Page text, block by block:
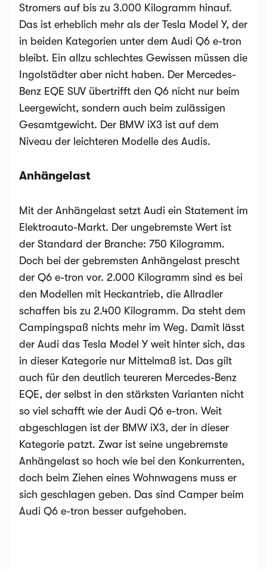
Stromers auf bis zu 3.000 Kilogramm hinauf.
Das ist erheblich mehr als der Tesla Model Y, der
in beiden Kategorien unter dem Audi Q6 e-tron
bleibt. Ein allzu schlechtes Gewissen müssen die
Ingolstädter aber nicht haben. Der Mercedes-
Benz EQE SUV übertrifft den Q6 nicht nur beim
Leergewicht, sondern auch beim zulässigen
Gesamtgewicht. Der BMW iX3 ist auf dem
Niveau der leichteren Modelle des Audis.
Anhängelast
Mit der Anhängelast setzt Audi ein Statement im
Elektroauto-Markt. Der ungebremste Wert ist
der Standard der Branche: 750 Kilogramm.
Doch bei der gebremsten Anhängelast prescht
der Q6 e-tron vor. 2.000 Kilogramm sind es bei
den Modellen mit Heckantrieb, die Allradler
schaffen bis zu 2.400 Kilogramm. Da steht dem
Campingspaß nichts mehr im Weg. Damit lässt
der Audi das Tesla Model Y weit hinter sich, das
in dieser Kategorie nur Mittelmaß ist. Das gilt
auch für den deutlich teureren Mercedes-Benz
EQE, der selbst in den stärksten Varianten nicht
so viel schafft wie der Audi Q6 e-tron. Weit
abgeschlagen ist der BMW iX3, der in dieser
Kategorie patzt. Zwar ist seine ungebremste
Anhängelast so hoch wie bei den Konkurrenten,
doch beim Ziehen eines Wohnwagens muss er
sich geschlagen geben. Das sind Camper beim
Audi Q6 e-tron besser aufgehoben.